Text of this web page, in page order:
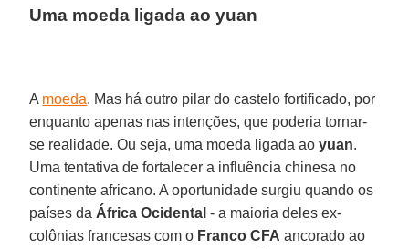
Uma moeda ligada ao yuan
A moeda. Mas há outro pilar do castelo fortificado, por
enquanto apenas nas intenções, que poderia tornar-
se realidade. Ou seja, uma moeda ligada aoyuan.
Uma tentativa de fortalecer a influência chinesa no
continente africano. A oportunidade surgiu quando os
países da África Ocidental - a maioria deles ex-
colônias francesas com o Franco CFA ancorado ao